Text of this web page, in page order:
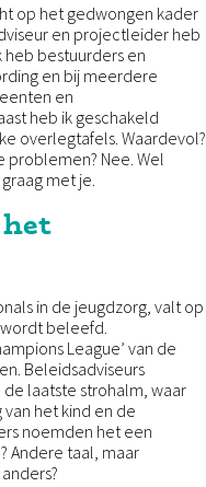
op het gedwongen kader
en projectleider heb
heb bestuurders en
en bij meerdere
en
heb ik geschakeld
overlegtafels. Waardevol?
problemen? Nee. Wel
met je.
het
in de jeugdzorg, valt op
beleefd.
League’ van de
Beleidsadviseurs
laatste strohalm, waar
het kind en de
noemden het een
Andere taal, maar